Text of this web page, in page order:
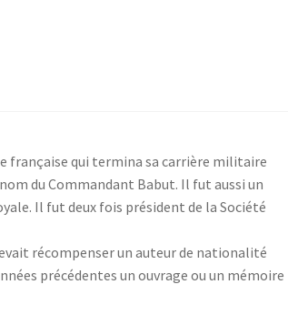
française qui termina sa carrière militaire
du Commandant Babut. Il fut aussi un
Il fut deux fois président de la Société
récompenser un auteur de nationalité
précédentes un ouvrage ou un mémoire